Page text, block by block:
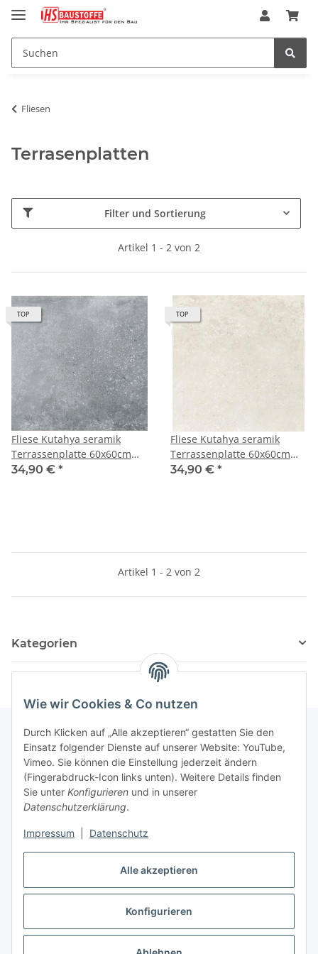
Alle akzeptieren
Konfigurieren
Wie wir Cookies & Co nutzen
Durch Klicken auf „Alle akzeptieren“ gestatten Sie den
Einsatz folgender Dienste auf unserer Website: YouTube,
Vimeo. Sie können die Einstellung jederzeit ändern
(Fingerabdruck-Icon links unten). Weitere Details finden
Sie unter Konfigurieren und in unserer
Datenschutzerklärung.
Impressum Datenschutz
Fliesen
Terrasenplatten
Filter und Sortierung
Artikel 1 - 2 von 2
TOP
Fliese Kutahya seramik
Terrassenplatte 60x60cm
Anthrazit Sorten
34,90 € *
TOP
Fliese Kutahya seramik
Terrassenplatte 60x60cm
Sandfarben
34,90 € *
Artikel 1 - 2 von 2
Kategorien
Informationen
Gesetzliche Informationen
Vertrag widerrufen
* Alle Preise inkl. gesetzlicher USt., zzgl.Versand